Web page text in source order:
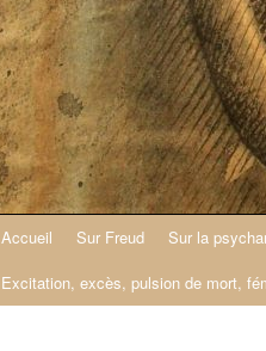
Accueil Sur Freud Sur la
Excitation, excès, pulsion de mort,